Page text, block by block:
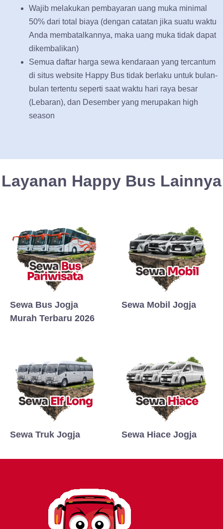
Wajib melakukan pembayaran uang muka minimal
50% dari total biaya (dengan catatan jika suatu waktu
Anda membatalkannya, maka uang muka tidak dapat
dikembalikan)
Semua daftar harga sewa kendaraan yang tercantum
di situs website Happy Bus tidak berlaku untuk bulan-
bulan tertentu seperti saat waktu hari raya besar
(Lebaran), dan Desember yang merupakan high
season
Layanan Happy Bus Lainnya
Sewa Bus Jogja
Murah Terbaru 2026
Sewa Mobil Jogja
Sewa Truk Jogja Sewa Hiace Jogja